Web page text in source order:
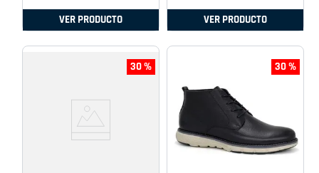
VER PRODUCTO VER PRODUCTO
30 % 30 %